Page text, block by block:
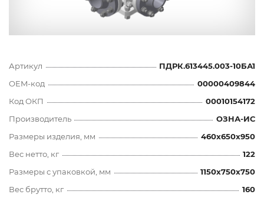
Артикул
ПДРК.613445.003-10БА1
OEM-код
00000409844
Код ОКП
00010154172
Производитель
ОЗНА-ИС
Размеры изделия, мм
460x650x950
Вес нетто, кг
122
Размеры с упаковкой, мм
1150x750x750
Вес брутто, кг
160